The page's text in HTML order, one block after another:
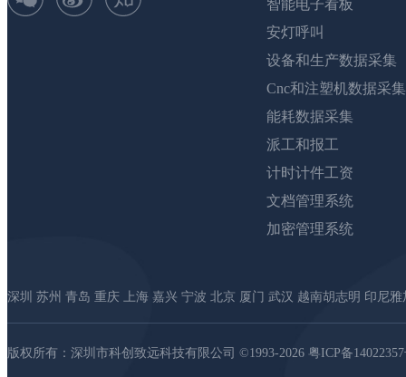
智能电子看板
安灯呼叫
设备和生产数据采集
Cnc和注塑机数据采集
能耗数据采集
派工和报工
计时计件工资
文档管理系统
加密管理系统
深圳 苏州 青岛 重庆 上海 嘉兴 宁波 北京 厦门 武汉 越南胡志明 印尼雅
版权所有：深圳市科创致远科技有限公司 ©1993-2026 粤ICP备